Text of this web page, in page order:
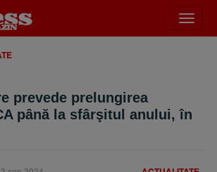
meniu
prevede prelungirea
până la sfârşitul anului, în